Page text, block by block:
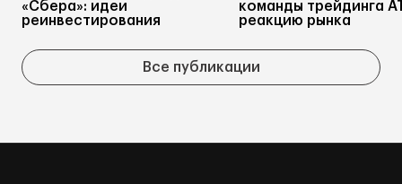
«Сбера»: идеи
реинвестирования
команды трейдинга
реакцию рынка
Все публикации